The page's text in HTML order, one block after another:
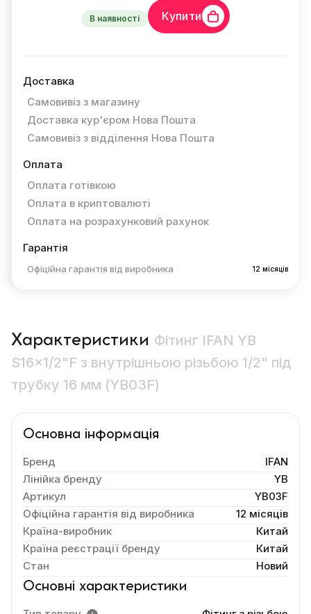
В наявності Купити
Доставка
Самовивіз з магазину
Доставка кур'єром Нова Пошта
Самовивіз з відділення Нова Пошта
Оплата
Оплата готівкою
Оплата в криптовалюті
Оплата на розрахунковий рахунок
Гарантія
Офіційна гарантія від виробника 12 місяців
Характеристики Фітинг IFAN YB
S16×1/2"F з внутрішньою різьбою 1/2" під
трубку 16 мм (YB03F)
Основна інформація
Бренд
IFAN
Лінійка бренду
YB
Артикул
YB03F
Офіційна гарантія від виробника
12 місяців
Країна-виробник
Китай
Країна реєстрації бренду
Китай
Стан
Новий
Основні характеристики